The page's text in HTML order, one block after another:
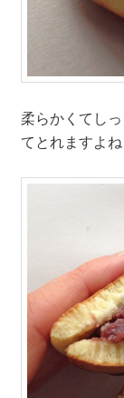
柔らかくてし
てとれますよ